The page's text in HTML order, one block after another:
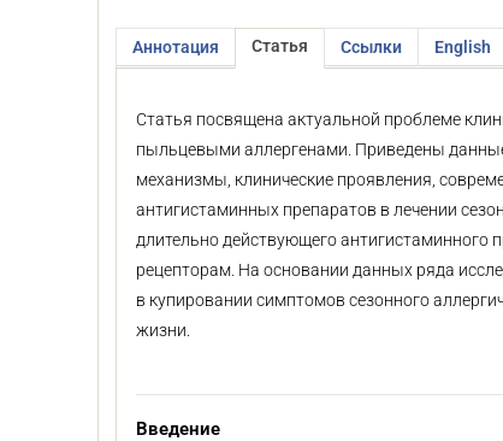
Аннотация Статья Ссылки English
Статья посвящена актуальной проблеме
пыльцевыми аллергенами. Приведены
механизмы, клинические проявления,
антигистаминных препаратов в лечении
длительно действующего
рецепторам. На основании данных ряда
в купировании симптомов сезонного
жизни.
Введение